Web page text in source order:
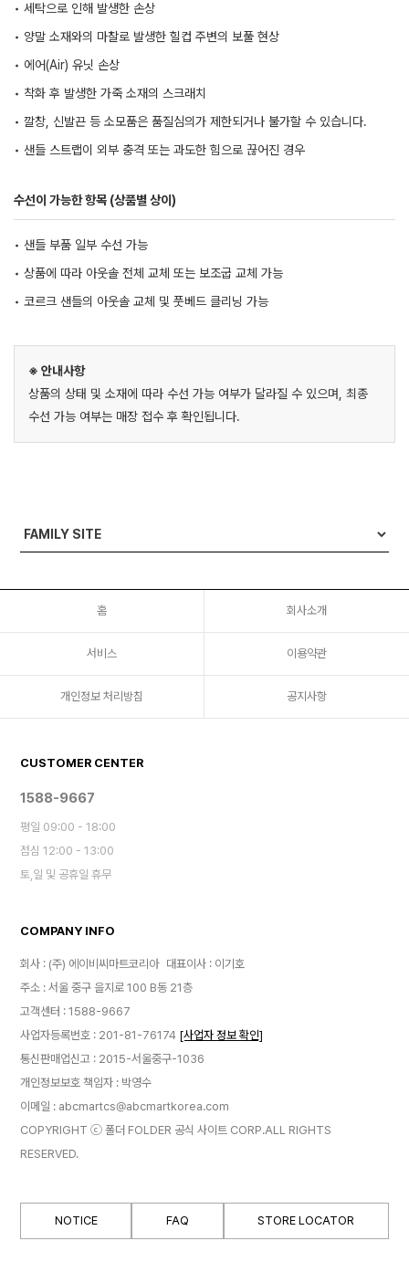
• 세탁으로 인해 발생한 손상
• 양말 소재와의 마찰로 발생한 힐컵 주변의 보풀 현상
• 에어(Air) 유닛 손상
• 착화 후 발생한 가죽 소재의 스크래치
• 깔창, 신발끈 등 소모품은 품질심의가 제한되거나 불가할 수 있습니다.
• 샌들 스트랩이 외부 충격 또는 과도한 힘으로 끊어진 경우
수선이 가능한 항목 (상품별 상이)
• 샌들 부품 일부 수선 가능
• 상품에 따라 아웃솔 전체 교체 또는 보조굽 교체 가능
• 코르크 샌들의 아웃솔 교체 및 풋베드 클리닝 가능
※ 안내사항
상품의 상태 및 소재에 따라 수선 가능 여부가 달라질 수 있으며, 최종
수선 가능 여부는 매장 접수 후 확인됩니다.
홈 회사소개
서비스 이용약관
개인정보 처리방침 공지사항
CUSTOMER CENTER
1588-9667
평일 09:00 - 18:00
점심 12:00 - 13:00
토,일 및 공휴일 휴무
COMPANY INFO
회사 : (주) 에이비씨마트코리아 대표이사 : 이기호
주소 : 서울 중구 을지로 100 B동 21층
고객센터 : 1588-9667
사업자등록번호 : 201-81-76174 [사업자 정보 확인]
통신판매업신고 : 2015-서울중구-1036
개인정보보호 책임자 : 박영수
이메일 : abcmartcs@abcmartkorea.com
COPYRIGHT ⓒ 폴더 FOLDER 공식 사이트 CORP.ALL RIGHTS
RESERVED.
NOTICE FAQ STORE LOCATOR